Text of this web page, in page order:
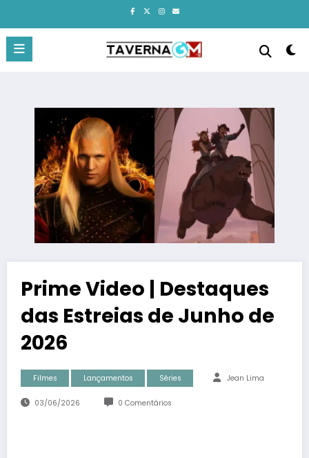
o
conteúdo
Prime Video | Destaques
das Estreias de Junho de
2026
Filmes Lançamentos Séries Jean Lima
03/06/2026 0 Comentários